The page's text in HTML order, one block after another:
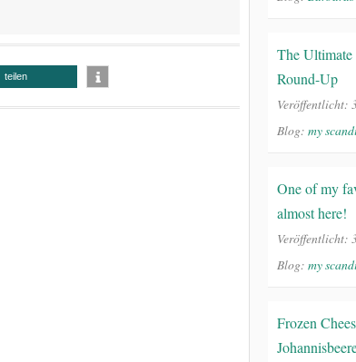
teilen
The Ultimate
Round-Up
Veröffentlicht:
Blog: my
One of my
almost here!
Veröffentlicht:
Blog: my
Frozen